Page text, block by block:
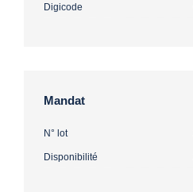
Digicode
Mandat
N° lot
Disponibilité